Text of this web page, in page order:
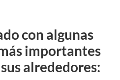
con algunas
importantes
susalrededores: